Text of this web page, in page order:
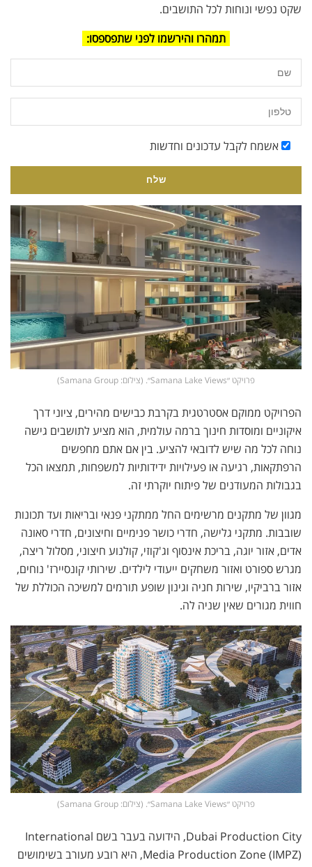
שקט נפשי ונוחות לכל התושבים.
תמהרו והירשמו לפני שתפספסו:
אשמח לקבל עדכונים וחדשות
פרויקט ״Samana Lake Views״. (צילום: Samana Group)
הפרויקט ממוקם אסטרטגית בקרבת כבישים מהירים, ציוני דרך
איקוניים ומוסדות חינוך ברמה עולמית, הוא מציע לתושבים גישה
נוחה לכל מה שיש לדובאי להציע. בין אם אתם מחפשים
הרפתקאות, רגיעה או פעילויות ידידותיות למשפחות, תמצאו הכל
בגבולות המעודנים של פיתוח יוקרתי זה.
מגוון של מתקנים מרשימים החל ממתקני פנאי ובריאות ועד תכונות
שובבות. מתקני גלישה, חדרי כושר פנימיים וחיצונים, חדרי סאונה
אדים, אזור יוגה, בריכת אינסוף וג'קוזי, קולנוע חיצוני, מסלול ריצה,
מגרש ספורט ואזור משחקים ייעודי לילדים. שירותי קונסיירז' נוחים,
אזור ברביקיו, שירות חניה וגינון שופע תורמים למשיכה הכוללת של
חווית מגורים שאין שניה לה.
פרויקט ״Samana Lake Views״. (צילום: Samana Group)
Dubai Production City, הידועה בעבר בשם International
Media Production Zone (IMPZ), היא רובע מעורב בשימושים